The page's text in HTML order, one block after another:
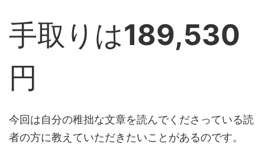
手取りは189,530
円
今回は自分の稚拙な文章を読んでくださっている読
者の方に教えていただきたいことがあるのです。